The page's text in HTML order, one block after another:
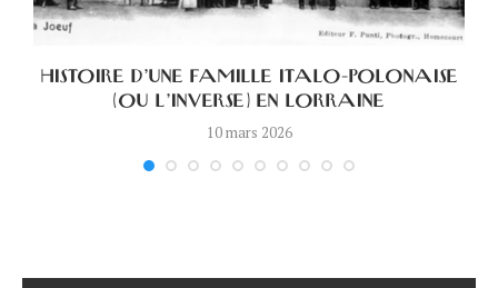
HISTOIRE D’UNE FAMILLE ITALO-POLONAISE
(OU L’INVERSE) EN LORRAINE
10 mars 2026